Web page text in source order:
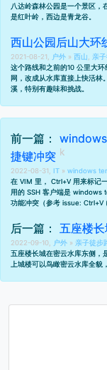
八达岭森林公园是一个景区，
是红叶岭，西边是青龙谷。
西山公园后山大环
2021-08-21,
户外 » 西山 亲
这个路线和之前的10 公里大环
网，改成从水库直接上快活林
溪，特别有趣味和挑战。
前一篇：
捷键冲突
2022-08-31, IT » windows
在 VIM 里， Ctrl+V 用来标记
用的 SSH 客户端是 windows
功能冲突（参考 issue: Ctrl+V
后一篇： 五座楼
2022-09-10, 户外 » 亲子徒步
五座楼长城在密云水库东侧，
上城楼可以鸟瞰密云水库全貌